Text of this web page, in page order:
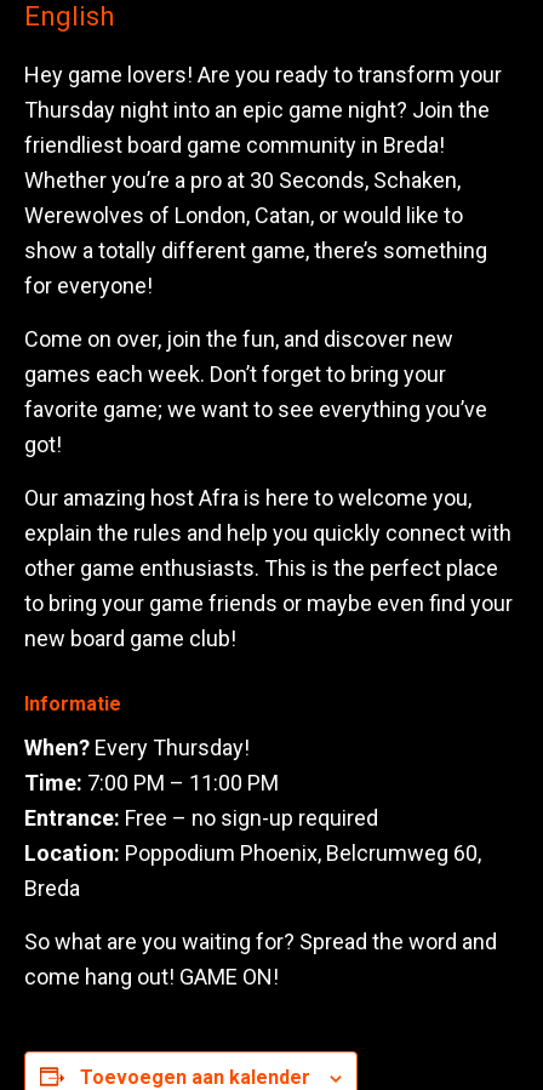
English
Hey game lovers! Are you ready to transform your
Thursday night into an epic game night? Join the
friendliest board game community in Breda!
Whether you’re a pro at 30 Seconds, Schaken,
Werewolves of London, Catan, or would like to
show a totally different game, there’s something
for everyone!
Come on over, join the fun, and discover new
games each week. Don’t forget to bring your
favorite game; we want to see everything you’ve
got!
Our amazing host Afra is here to welcome you,
explain the rules and help you quickly connect with
other game enthusiasts. This is the perfect place
to bring your game friends or maybe even find your
new board game club!
Informatie
When? Every Thursday!
Time: 7:00 PM – 11:00 PM
Entrance: Free – no sign-up required
Location: Poppodium Phoenix, Belcrumweg 60,
Breda
So what are you waiting for? Spread the word and
come hang out! GAME ON!
Toevoegen aan kalender